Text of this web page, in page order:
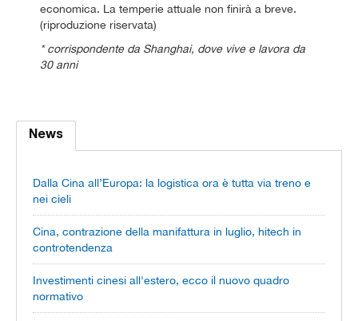
economica. La temperie attuale non finirà a breve.
(riproduzione riservata)
* corrispondente da Shanghai, dove vive e lavora da
30 anni
News
Dalla Cina all’Europa: la logistica ora è tutta via treno e
nei cieli
Cina, contrazione della manifattura in luglio, hitech in
controtendenza
Investimenti cinesi all'estero, ecco il nuovo quadro
normativo